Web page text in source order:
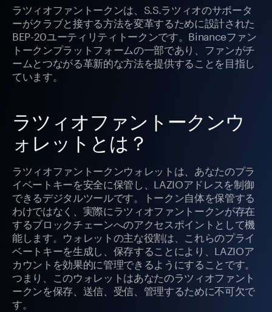
ラツィオファントークンは、S.S.ラツィオのサポータ
ーがクラブと接する方法を変革するために設計された
BEP-20ユーティリティトークンです。Binanceファン
トークンプラットフォームの一部であり、ファンがチ
ームとつながる革新的な方法を提供することを目指し
ています。
ラツィオファントークンウ
ォレットとは？
ラツィオファントークンウォレットは、あなたのプラ
イベートキーを安全に保管し、LAZIOアドレスを制御
できるデジタルツールです。トークン自体を保管する
わけではなく、実際にラツィオファントークンが存在
するブロックチェーンへのアクセスポイントとして機
能します。ウォレットの主な役割は、これらのプライ
ベートキーを生成し、保存することにより、LAZIOア
カウントを効果的に管理できるようにすることです。
つまり、このウォレットはあなたのラツィオファント
ークンを保存、送信、受信、管理するために不可欠で
す。